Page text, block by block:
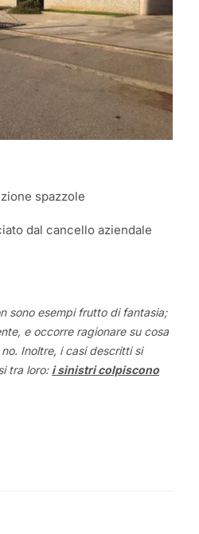
spazzole
dal cancello aziendale
sono esempi frutto di fantasia;
e occorre ragionare su cosa
Inoltre, i casi descritti si
tra loro: i sinistri colpiscono